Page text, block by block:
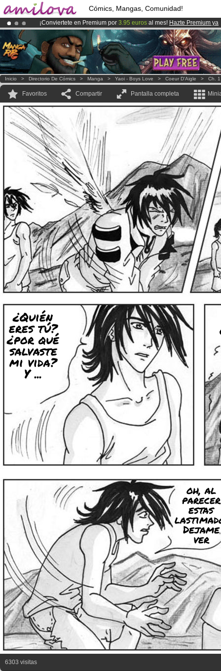
Cómics, Mangas, Comunidad!
¡Conviertete en Premium por 3.95 euros al mes! Hazte Premium ya
¡Ya tenemos 100000miembrosy 1000Cómics y Mangas!.
El Kickstarter Amilova está desormado lanzado!.
Inicio > Directorio De Cómics > Manga > Yaoi - Boys Love > Coeur D'Aigle > Ch. 1
Favoritos Compartir Pantalla completa
¿Quién
eres tú?
¿por qué
salvaste
mi vida?
Y ...
oh, al
parecer
estas
Dejame
ver
6303 visitas